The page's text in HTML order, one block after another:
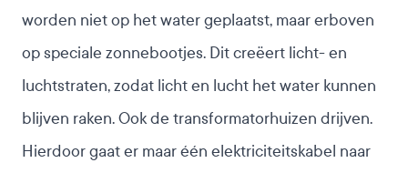
worden niet op het water geplaatst, maar erboven
op speciale zonnebootjes. Dit creëert licht- en
luchtstraten, zodat licht en lucht het water kunnen
blijven raken. Ook de transformatorhuizen drijven.
Hierdoor gaat er maar één elektriciteitskabel naar